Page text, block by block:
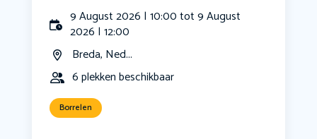
9 August 2026 | 10:00 tot 9 August
2026 | 12:00
Breda, Ned...
6 plekken beschikbaar
Borrelen